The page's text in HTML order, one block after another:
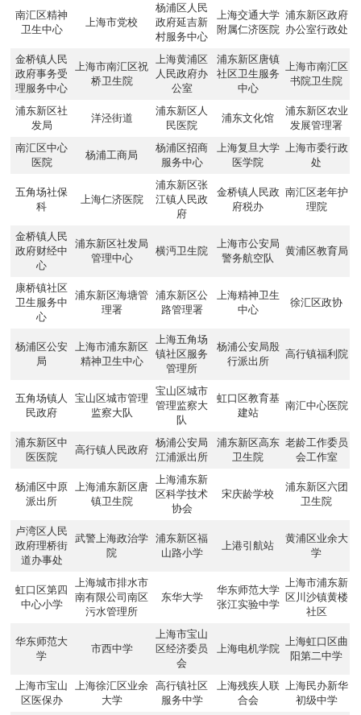
南汇区精神
卫生中心
上海市党校
杨浦区人民
政府延吉新
村服务中心
上海交通大学
附属仁济医院
浦东新区政府
办公室行政处
金桥镇人民
政府事务受
理服务中心
上海市南汇区祝
桥卫生院
上海黄浦区
人民政府办
公室
浦东新区唐镇
社区卫生服务
中心
上海市南汇区
书院卫生院
浦东新区社
发局
洋泾街道
浦东新区人
民医院
浦东文化馆
浦东新区农业
发展管理署
南汇区中心
医院
杨浦工商局
杨浦区招商
服务中心
上海复旦大学
医学院
上海市委行政
处
五角场社保
科
上海仁济医院
浦东新区张
江镇人民政
府
金桥镇人民政
府税办
南汇区老年护
理院
金桥镇人民
政府财经中
心
浦东新区社发局
管理中心
横沔卫生院
上海市公安局
警务航空队
黄浦区教育局
康桥镇社区
卫生服务中
心
浦东新区海塘管
理署
浦东新区公
路管理署
上海精神卫生
中心
徐汇区政协
杨浦区公安
局
上海市浦东新区
精神卫生中心
上海五角场
镇社区服务
管理所
杨浦公安局殷
行派出所
高行镇福利院
五角场镇人
民政府
宝山区城市管理
监察大队
宝山区城市
管理监察大
队
虹口区教育基
建站
南汇中心医院
浦东新区中
医医院
高行镇人民政府
杨浦公安局
江浦派出所
浦东新区高东
卫生院
老龄工作委员
会工作室
杨浦区中原
派出所
上海浦东新区唐
镇卫生院
上海浦东新
区科学技术
协会
宋庆龄学校
浦东新区六团
卫生院
卢湾区人民
政府理桥街
道办事处
武警上海政治学
院
浦东新区福
山路小学
上港引航站
黄浦区业余大
学
虹口区第四
中心小学
上海城市排水市
南有限公司南区
污水管理所
东华大学
华东师范大学
张江实验中学
上海市浦东新
区川沙镇黄楼
社区
华东师范大
学
市西中学
上海市宝山
区经济委员
会
上海电机学院
上海虹口区曲
阳第二中学
上海市宝山
区医保办
上海徐汇区业余
大学
高行镇社区
服务中学
上海残疾人联
合会
上海民办新华
初级中学